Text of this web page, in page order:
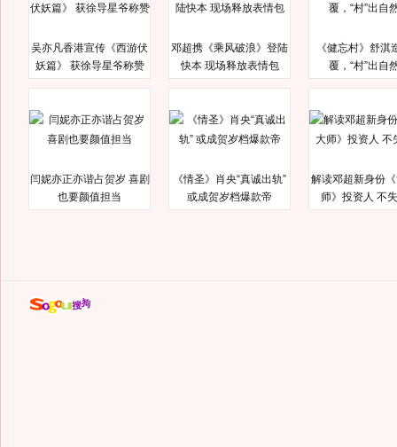
吴亦凡香港宣传《西游伏
妖篇》 获徐导星爷称赞
邓超携《乘风破浪》登陆
快本 现场释放表情包
《健忘村》舒淇
覆，“村”出自
闫妮亦正亦谐占贺岁 喜剧
也要颜值担当
《情圣》肖央“真诚出轨”
或成贺岁档爆款帝
解读邓超新身份
师》投资人 不